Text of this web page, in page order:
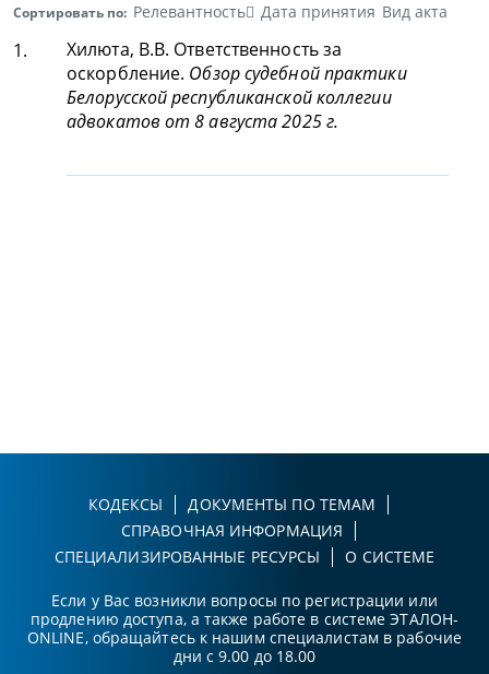
Сортировать по: Релевантность Дата принятия Вид акта
1.
Хилюта, В.В. Ответственность за
оскорбление. Обзор судебной практики
Белорусской республиканской коллегии
адвокатов от 8 августа 2025 г.
КОДЕКСЫ
ДОКУМЕНТЫ ПО ТЕМАМ
СПРАВОЧНАЯ ИНФОРМАЦИЯ
СПЕЦИАЛИЗИРОВАННЫЕ РЕСУРСЫ
О СИСТЕМЕ
Если у Вас возникли вопросы по регистрации или
продлению доступа, а также работе в системе ЭТАЛОН-
ONLINE, обращайтесь к нашим специалистам в рабочие
дни с 9.00 до 18.00